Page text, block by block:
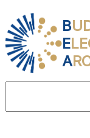
B
E
A